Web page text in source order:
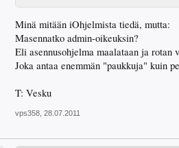
Minä mitään iOhjelmista tiedä, mutta:
Masennatko admin-oikeuksin?
Eli asennusohjelma maalataan ja rotan
Joka antaa enemmän "paukkuja" kuin
T: Vesku
vps358 28.07.2011